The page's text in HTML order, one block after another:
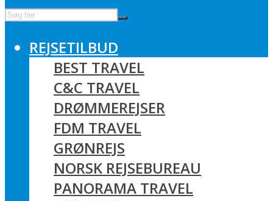
REJSETILBUD
BEST TRAVEL
C&C TRAVEL
DRØMMEREJSER
FDM TRAVEL
GRØNREJS
NORSK REJSEBUREAU
PANORAMA TRAVEL